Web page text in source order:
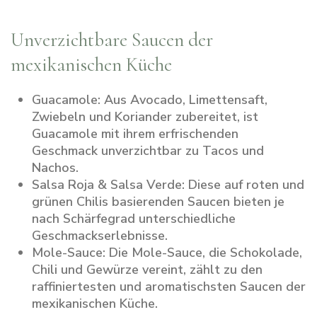
Unverzichtbare Saucen der
mexikanischen Küche
Guacamole: Aus Avocado, Limettensaft,
Zwiebeln und Koriander zubereitet, ist
Guacamole mit ihrem erfrischenden
Geschmack unverzichtbar zu Tacos und
Nachos.
Salsa Roja & Salsa Verde: Diese auf roten und
grünen Chilis basierenden Saucen bieten je
nach Schärfegrad unterschiedliche
Geschmackserlebnisse.
Mole-Sauce: Die Mole-Sauce, die Schokolade,
Chili und Gewürze vereint, zählt zu den
raffiniertesten und aromatischsten Saucen der
mexikanischen Küche.